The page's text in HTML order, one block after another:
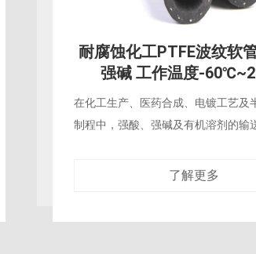
耐腐蚀化工PTFE波纹软
强碱 工作温度-
在化工生产、医药合成、电镀工艺及
制程中，强酸、强碱及有机溶剂的输
在浓硫酸或液碱的持续侵蚀下，数周至
了解更多